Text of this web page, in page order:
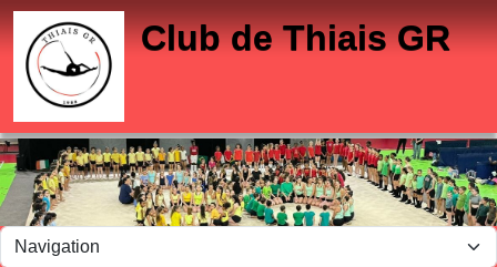
Club de Thiais GR
Panneau de gestion des cookies